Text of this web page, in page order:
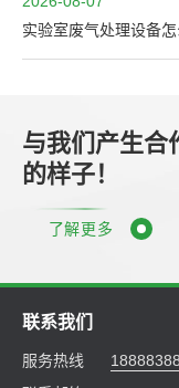
实验室废气处理设备
与我们产生合
的样子！
了解更多
联系我们
服务热线